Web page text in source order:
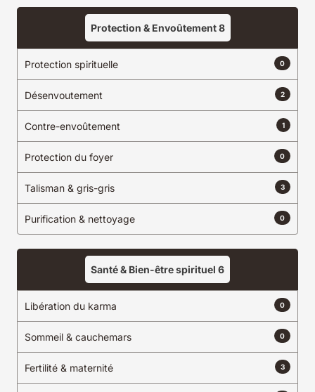
Protection & Envoûtement8
Protection spirituelle 0
Désenvoutement 2
Contre-envoûtement 1
Protection du foyer 0
Talisman & gris-gris 3
Purification & nettoyage 0
Santé & Bien-être spirituel 6
Libération du karma 0
Sommeil & cauchemars 0
Fertilité & maternité 3